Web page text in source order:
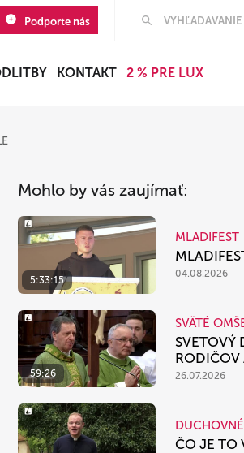
Podporte nás
KONTAKT 2 % PRE LUX
Mohlo by vás zaujímať:
5:33:15
MLADIFEST
04.08.2026
59:26
SVÄTÉ
SVETOVÝ
RODIČOV
26.07.2026
ČO JE TO